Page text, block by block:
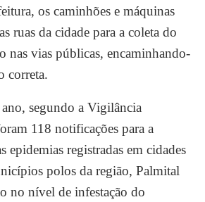
os caminhões e máquinas
ruas da cidade para a coleta do
nas vias públicas, encaminhando-
correta.
segundo a Vigilância
118 notificações para a
epidemias registradas em cidades
polos da região, Palmital
no nível de infestação do